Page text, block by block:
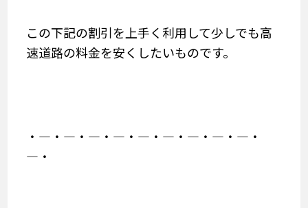
この下記の割引を上手く利用して少しでも高
速道路の料金を安くしたいものです。
・―・―・―・―・―・―・―・―・―・
―・